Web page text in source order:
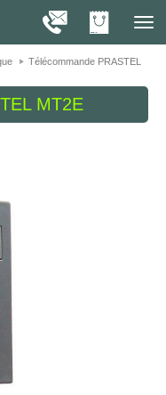
1001
Télécommande PRASTEL
MT2E